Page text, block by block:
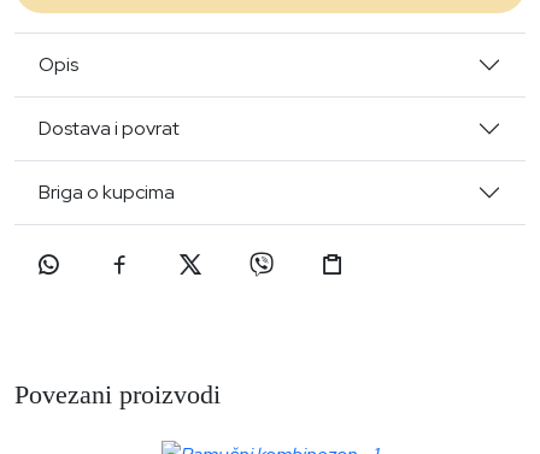
Opis
Dostava i povrat
Briga o kupcima
Povezani proizvodi